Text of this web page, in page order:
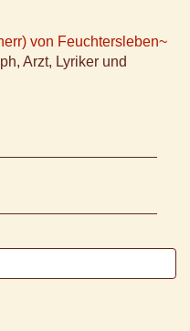
von Feuchtersleben~
Arzt, Lyriker und